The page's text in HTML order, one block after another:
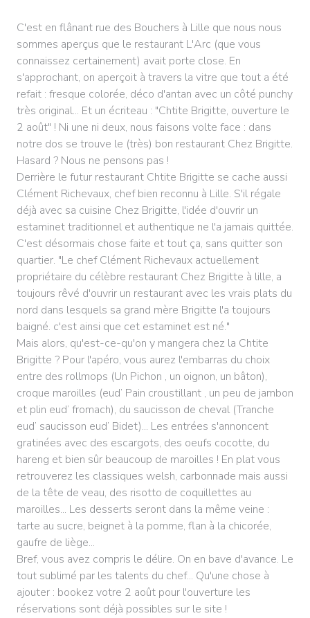
C'est en flânant rue des Bouchers à Lille que nous nous
sommes aperçus que le restaurant L'Arc (que vous
connaissez certainement) avait porte close. En
s'approchant, on aperçoit à travers la vitre que tout a été
refait : fresque colorée, déco d'antan avec un côté punchy
très original... Et un écriteau : "Chtite Brigitte, ouverture le
2 août" ! Ni une ni deux, nous faisons volte face : dans
notre dos se trouve le (très) bon restaurant Chez Brigitte.
Hasard ? Nous ne pensons pas !
Derrière le futur restaurant Chtite Brigitte se cache aussi
Clément Richevaux, chef bien reconnu à Lille. S'il régale
déjà avec sa cuisine Chez Brigitte, l'idée d'ouvrir un
estaminet traditionnel et authentique ne l'a jamais quittée.
C'est désormais chose faite et tout ça, sans quitter son
quartier. "Le chef Clément Richevaux actuellement
propriétaire du célèbre restaurant Chez Brigitte à lille, a
toujours rêvé d'ouvrir un restaurant avec les vrais plats du
nord dans lesquels sa grand mère Brigitte l'a toujours
baigné. c'est ainsi que cet estaminet est né."
Mais alors, qu'est-ce-qu'on y mangera chez la Chtite
Brigitte ? Pour l'apéro, vous aurez l'embarras du choix
entre des rollmops (Un Pichon , un oignon, un bâton),
croque maroilles (eud’ Pain croustillant , un peu de jambon
et plin eud’ fromach), du saucisson de cheval (Tranche
eud’ saucisson eud’ Bidet)... Les entrées s'annoncent
gratinées avec des escargots, des oeufs cocotte, du
hareng et bien sûr beaucoup de maroilles ! En plat vous
retrouverez les classiques welsh, carbonnade mais aussi
de la tête de veau, des risotto de coquillettes au
maroilles... Les desserts seront dans la même veine :
tarte au sucre, beignet à la pomme, flan à la chicorée,
gaufre de liège...
Bref, vous avez compris le délire. On en bave d'avance. Le
tout sublimé par les talents du chef... Qu'une chose à
ajouter : bookez votre 2 août pour l'ouverture les
réservations sont déjà possibles sur le site !